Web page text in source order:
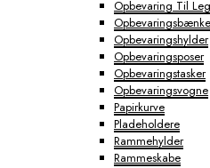
Opbevaring Til
Opbevaringsbænke
Opbevaringshylder
Opbevaringsposer
Opbevaringstasker
Opbevaringsvogne
Papirkurve
Pladeholdere
Rammehylder
Rammeskabe